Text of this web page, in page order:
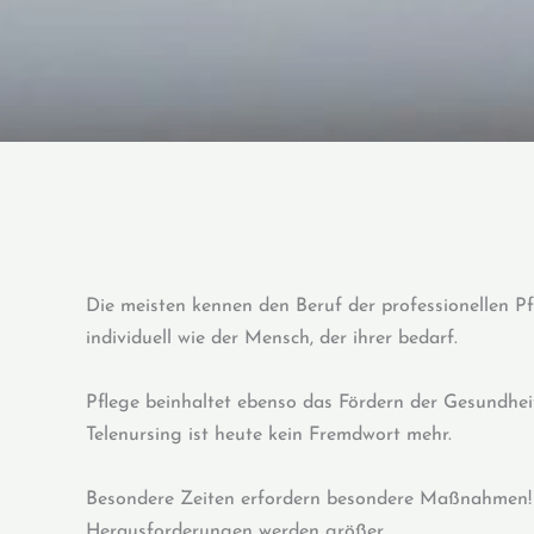
Die meisten kennen den Beruf der professionellen
individuell wie der Mensch, der ihrer bedarf.
Pflege beinhaltet ebenso das Fördern der
Telenursing ist heute kein Fremdwort mehr.
Besondere Zeiten erfordern besondere